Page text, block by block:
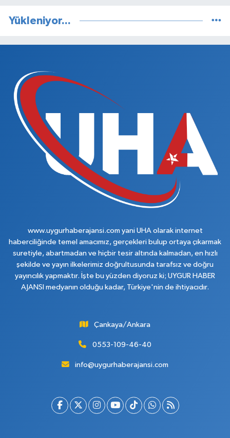
Yükleniyor...
www.uygurhaberajansi.com yani UHA olarak internet
haberciliğinde temel amacımız, gerçekleri bulup ortaya çıkarmak
suretiyle, abartmadan ve hiçbir tesir altında kalmadan, en hızlı
şekilde ve yayın ilkelerimiz doğrultusunda tarafsız ve doğru
yayıncılık yapmaktır. İşte bu yüzden diyoruz ki; UYGUR HABER
AJANSI medyanın olduğu kadar, Türkiye'nin de ihtiyacıdır.
Çankaya/Ankara
0553-109-46-40
info@uygurhaberajansi.com